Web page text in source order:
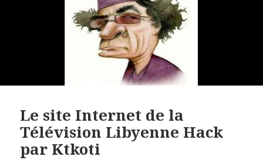
Le site Internet de la
Télévision Libyenne Hack
par Ktkoti